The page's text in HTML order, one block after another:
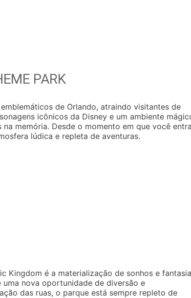
PARK
de Orlando, atraindo visitantes de
icônicos da Disney e um ambiente
memória. Desde o momento em que você
lúdica e repleta de aventuras.
Kingdom é a materialização de sonhos e
nova oportunidade de diversão e
das ruas, o parque está sempre repleto de